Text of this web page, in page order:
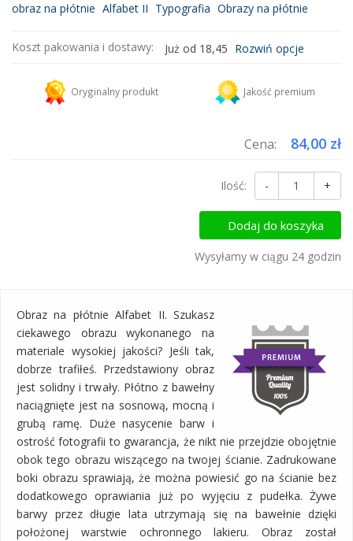
obraz na płótnie Alfabet II Typografia Obrazy na płótnie
Koszt pakowania i dostawy: Już od 18,45 Rozwiń opcje
Kurier DHL
Dodaj więcej produktów do koszyka i zapłać za wysyłkę tylko raz!
Oryginalny produkt Jakość premium
Cena: 84,00 zł
Dodaj do koszyka
Ilość: - +
Wysyłamy w ciągu 24 godzin
Obraz na płótnie Alfabet II. Szukasz
ciekawego obrazu wykonanego na
materiale wysokiej jakości? Jeśli tak,
dobrze trafiłeś. Przedstawiony obraz
jest solidny i trwały. Płótno z bawełny
naciągnięte jest na sosnową, mocną i
grubą ramę. Duże nasycenie barw i
ostrość fotografii to gwarancja, że nikt nie przejdzie obojętnie
obok tego obrazu wiszącego na twojej ścianie. Zadrukowane
boki obrazu sprawiają, że można powiesić go na ścianie bez
dodatkowego oprawiania już po wyjęciu z pudełka. Żywe
barwy przez długie lata utrzymają się na bawełnie dzięki
położonej warstwie ochronnego lakieru. Obraz został